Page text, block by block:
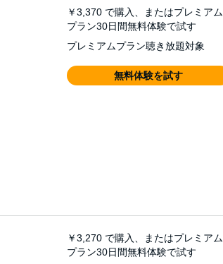
￥3,370 で購入、またはプレミアム
プラン30日間無料体験で試す
プレミアムプラン聴き放題対象
無料体験を試す
￥3,270 で購入、またはプレミアム
プラン30日間無料体験で試す